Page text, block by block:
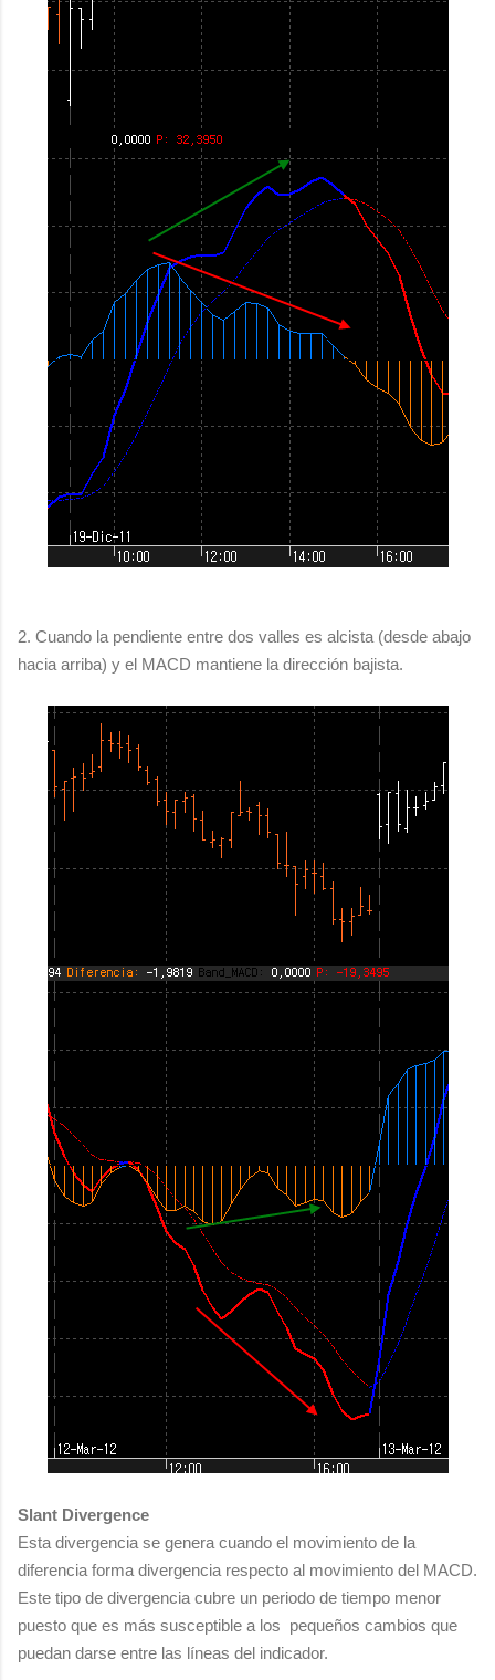
2. Cuando la pendiente entre dos valles es alcista (desde abajo
hacia arriba) y el MACD mantiene la dirección bajista.
Slant Divergence
Esta divergencia se genera cuando el movimiento de la
diferencia forma divergencia respecto al movimiento del MACD.
Este tipo de divergencia cubre un periodo de tiempo menor
puesto que es más susceptible a los pequeños cambios que
puedan darse entre las líneas del indicador.